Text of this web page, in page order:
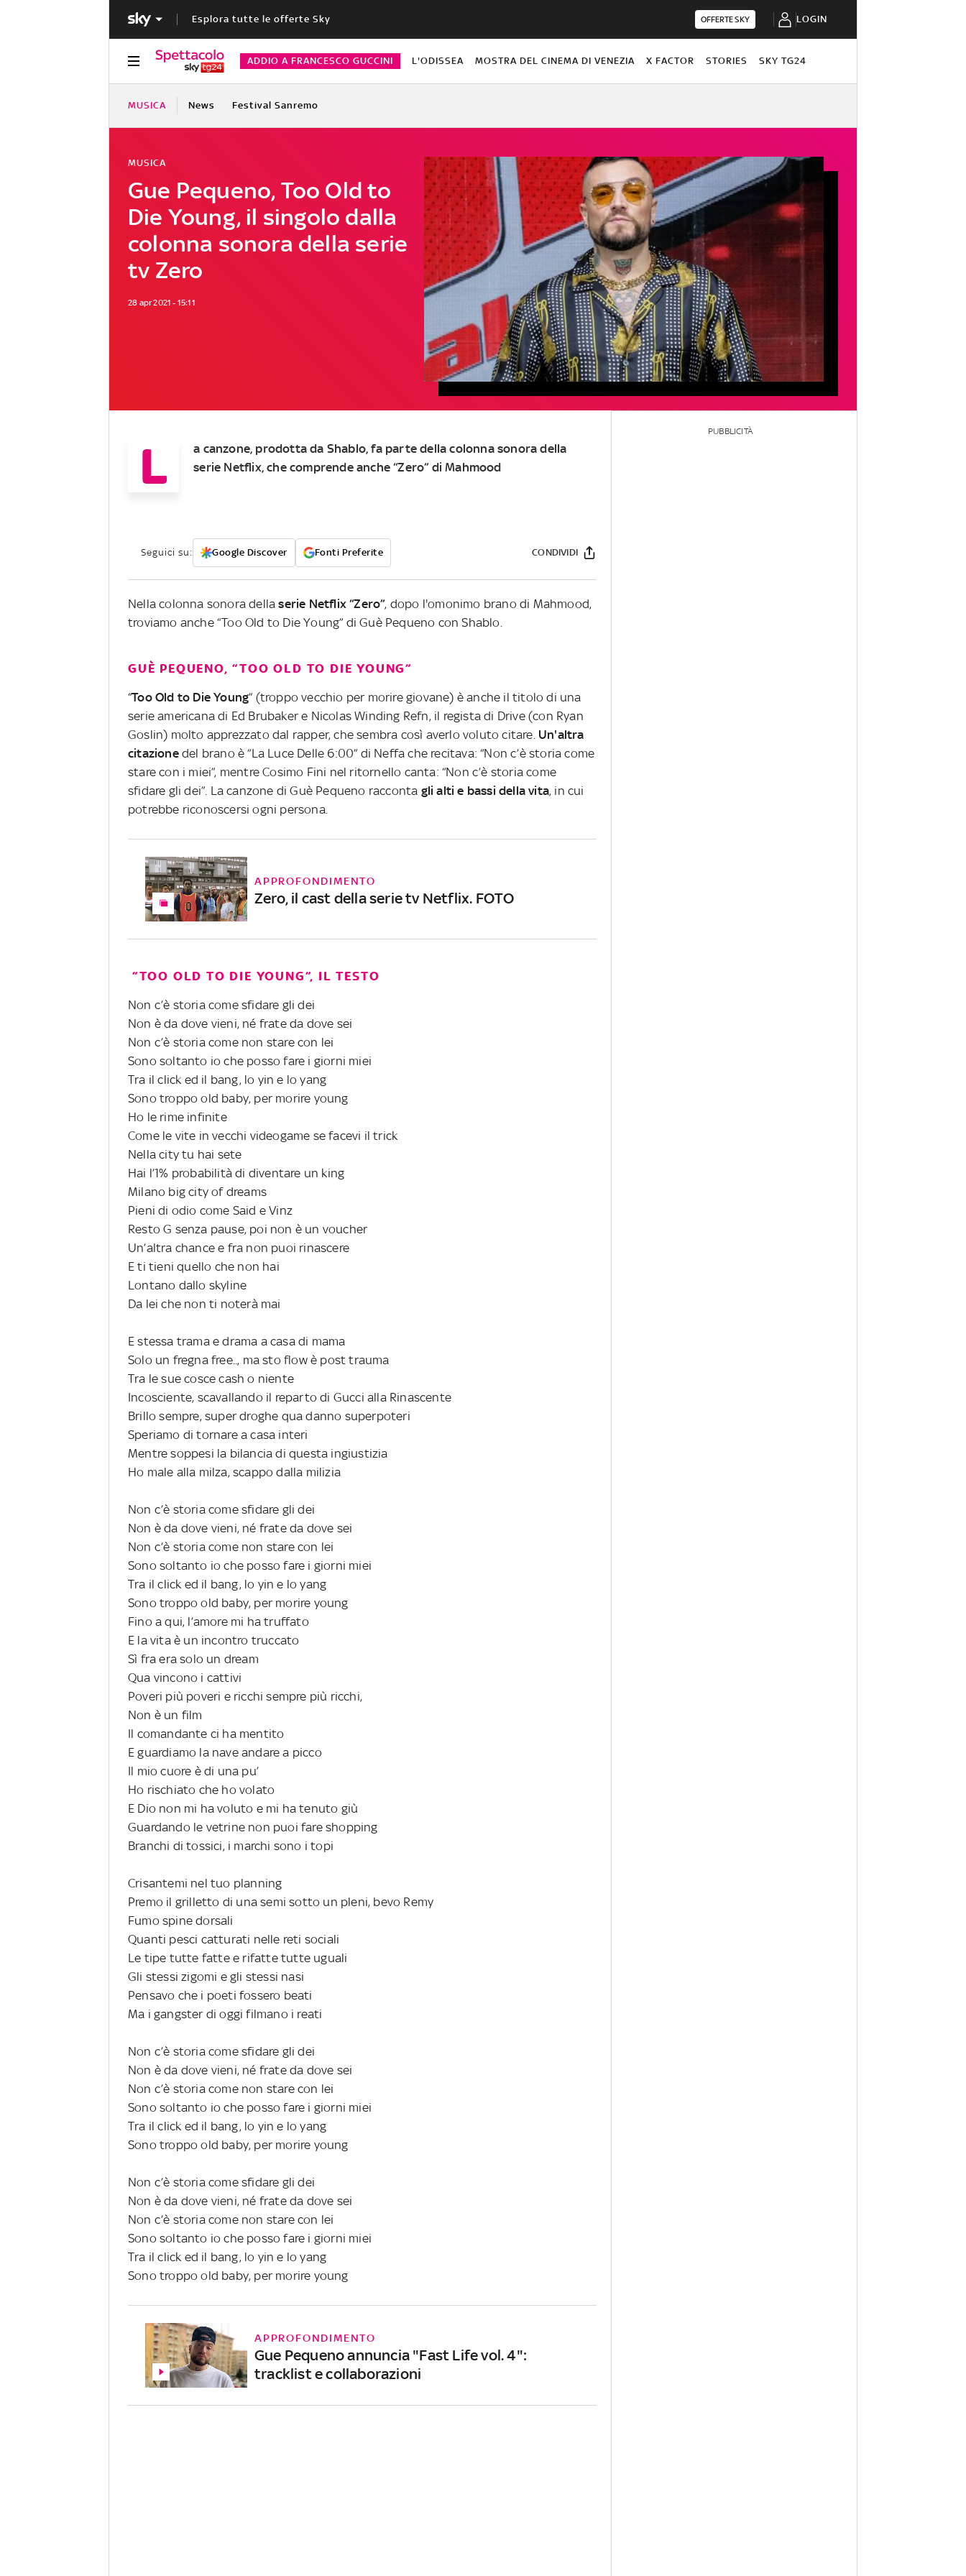
Esplora tutte le offerte Sky OFFERTE SKY LOGIN
ADDIO A FRANCESCO GUCCINI L'ODISSEA MOSTRA DEL CINEMA DI VENEZIA X FACTOR STORIES SKY TG24
MUSICA News Festival Sanremo
Gue Pequeno, Too Old to
Die Young, il singolo dalla
colonna sonora della serie
tv Zero
MUSICA
28 apr 2021 - 15:11
L
a canzone, prodotta da Shablo, fa parte della colonna sonora della
serie Netflix, che comprende anche “Zero” di Mahmood
Seguici su: Google Discover Fonti Preferite CONDIVIDI
Nella colonna sonora della serie Netflix “Zero”, dopo l'omonimo brano di Mahmood,
troviamo anche “Too Old to Die Young” di Guè Pequeno con Shablo.
GUÈ PEQUENO, “TOO OLD TO DIE YOUNG”
“Too Old to Die Young” (troppo vecchio per morire giovane) è anche il titolo di una
serie americana di Ed Brubaker e Nicolas Winding Refn, il regista di Drive (con Ryan
Goslin) molto apprezzato dal rapper, che sembra così averlo voluto citare. Un'altra
citazionedel brano è “La Luce Delle 6:00” di Neffa che recitava: “Non c’è storia come
stare con i miei”, mentre Cosimo Fini nel ritornello canta: “Non c’è storia come
sfidare gli dei”. La canzone di Guè Pequeno racconta gli alti e bassi della vita, in cui
potrebbe riconoscersi ogni persona.
APPROFONDIMENTO
Zero, il cast della serie tv Netflix. FOTO
“TOO OLD TO DIE YOUNG”, IL TESTO
Non c’è storia come sfidare gli dei
Non è da dove vieni, né frate da dove sei
Non c’è storia come non stare con lei
Sono soltanto io che posso fare i giorni miei
Tra il click ed il bang, lo yin e lo yang
Sono troppo old baby, per morire young
Ho le rime infinite
Come le vite in vecchi videogame se facevi il trick
Nella city tu hai sete
Hai l’1% probabilità di diventare un king
Milano big city of dreams
Pieni di odio come Said e Vinz
Resto G senza pause, poi non è un voucher
Un’altra chance e fra non puoi rinascere
E ti tieni quello che non hai
Lontano dallo skyline
Da lei che non ti noterà mai
E stessa trama e drama a casa di mama
Solo un fregna free.., ma sto flow è post trauma
Tra le sue cosce cash o niente
Incosciente, scavallando il reparto di Gucci alla Rinascente
Brillo sempre, super droghe qua danno superpoteri
Speriamo di tornare a casa interi
Mentre soppesi la bilancia di questa ingiustizia
Ho male alla milza, scappo dalla milizia
Non c’è storia come sfidare gli dei
Non è da dove vieni, né frate da dove sei
Non c’è storia come non stare con lei
Sono soltanto io che posso fare i giorni miei
Tra il click ed il bang, lo yin e lo yang
Sono troppo old baby, per morire young
Fino a qui, l’amore mi ha truffato
E la vita è un incontro truccato
Sì fra era solo un dream
Qua vincono i cattivi
Poveri più poveri e ricchi sempre più ricchi,
Non è un film
Il comandante ci ha mentito
E guardiamo la nave andare a picco
Il mio cuore è di una pu’
Ho rischiato che ho volato
E Dio non mi ha voluto e mi ha tenuto giù
Guardando le vetrine non puoi fare shopping
Branchi di tossici, i marchi sono i topi
Crisantemi nel tuo planning
Premo il grilletto di una semi sotto un pleni, bevo Remy
Fumo spine dorsali
Quanti pesci catturati nelle reti sociali
Le tipe tutte fatte e rifatte tutte uguali
Gli stessi zigomi e gli stessi nasi
Pensavo che i poeti fossero beati
Ma i gangster di oggi filmano i reati
Non c’è storia come sfidare gli dei
Non è da dove vieni, né frate da dove sei
Non c’è storia come non stare con lei
Sono soltanto io che posso fare i giorni miei
Tra il click ed il bang, lo yin e lo yang
Sono troppo old baby, per morire young
Non c’è storia come sfidare gli dei
Non è da dove vieni, né frate da dove sei
Non c’è storia come non stare con lei
Sono soltanto io che posso fare i giorni miei
Tra il click ed il bang, lo yin e lo yang
Sono troppo old baby, per morire young
APPROFONDIMENTO
Gue Pequeno annuncia "Fast Life vol. 4":
tracklist e collaborazioni
PUBBLICITÀ